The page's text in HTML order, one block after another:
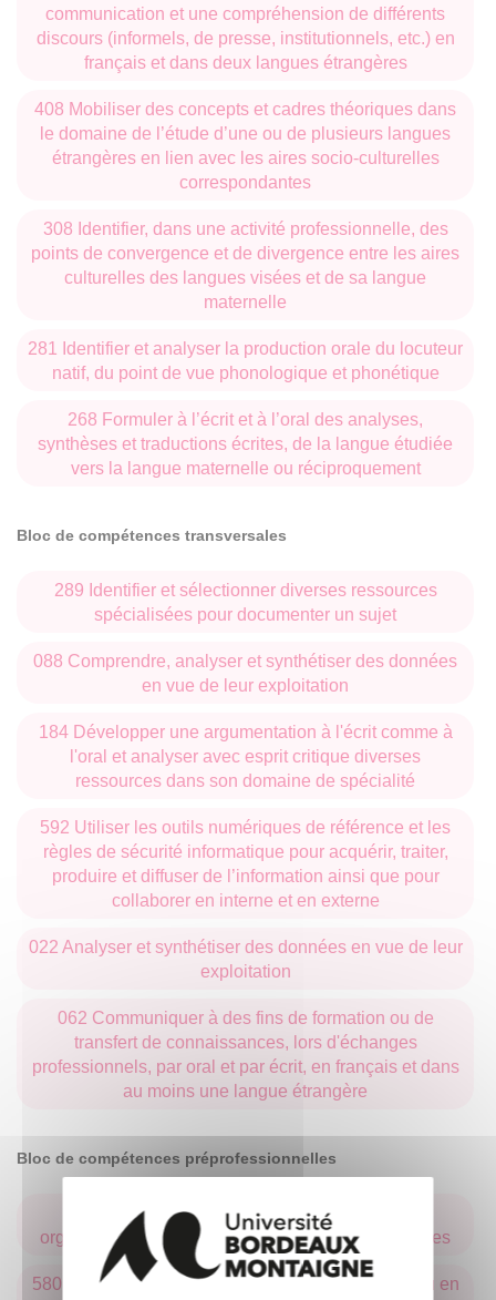
communication et une compréhension de différents
discours (informels, de presse, institutionnels, etc.) en
français et dans deux langues étrangères
408 Mobiliser des concepts et cadres théoriques dans
le domaine de l’étude d’une ou de plusieurs langues
étrangères en lien avec les aires socio-culturelles
correspondantes
308 Identifier, dans une activité professionnelle, des
points de convergence et de divergence entre les aires
culturelles des langues visées et de sa langue
maternelle
281 Identifier et analyser la production orale du locuteur
natif, du point de vue phonologique et phonétique
268 Formuler à l’écrit et à l’oral des analyses,
synthèses et traductions écrites, de la langue étudiée
vers la langue maternelle ou réciproquement
Bloc de compétences transversales
289 Identifier et sélectionner diverses ressources
spécialisées pour documenter un sujet
088 Comprendre, analyser et synthétiser des données
en vue de leur exploitation
184 Développer une argumentation à l'écrit comme à
l'oral et analyser avec esprit critique diverses
ressources dans son domaine de spécialité
592 Utiliser les outils numériques de référence et les
règles de sécurité informatique pour acquérir, traiter,
produire et diffuser de l’information ainsi que pour
collaborer en interne et en externe
022 Analyser et synthétiser des données en vue de leur
exploitation
062 Communiquer à des fins de formation ou de
transfert de connaissances, lors d'échanges
professionnels, par oral et par écrit, en français et dans
au moins une langue étrangère
Bloc de compétences préprofessionnelles
573 Situer son rôle et sa mission au sein d'une
organisation pour s’adapter et prendre des initiatives
580 Travailler en équipe autant qu'en autonomie ou en